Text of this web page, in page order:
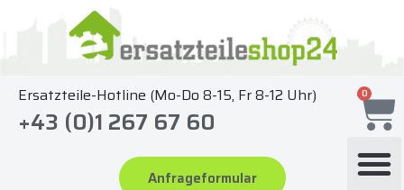
springen
Ersatzteile-Hotline (Mo-Do 8-15, Fr 8-12 Uhr)
+43 (0)1 267 67 60
Anfrageformular
0